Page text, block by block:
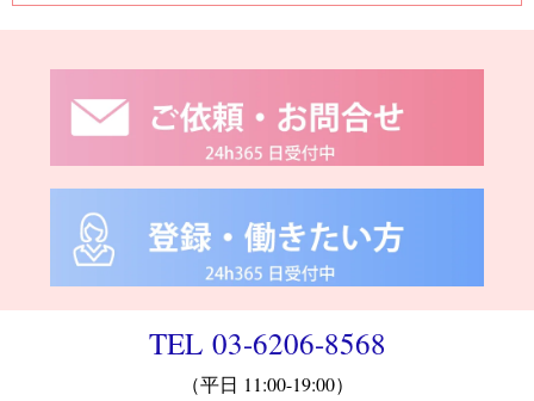
TEL 03-6206-8568
（平日 11:00-19:00）